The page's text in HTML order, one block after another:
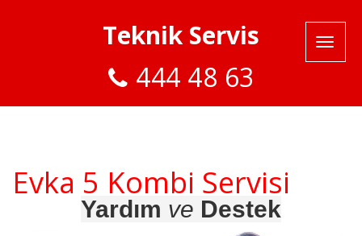
Teknik Servis
444 48 63
Evka 5 Kombi Servisi
Yardım ve Destek